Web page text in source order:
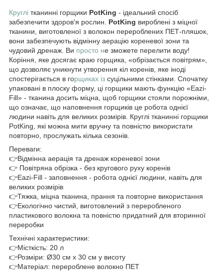
Круглі тканинні горщики PotKing - ідеальний спосіб
забезпечити здоров'я рослин. PotKing вироблені з міцної
тканини, виготовленої з волокон перероблених ПЕТ-пляшок,
вони забезпечують відмінну аерацію кореневої зони та
чудовий дренаж. Ви просто не зможете перелити воду!
Коріння, яке досягає краю горщика, «обрізається повітрям»,
що дозволяє уникнути утворення кіл коренів, яке іноді
спостерігається в горщиках із суцільними стінками. Спочатку
упаковані в плоску форму, ці горщики мають функцію «Eazi-
Fill» - тканина досить міцна, щоб горщики стояли порожніми,
що означає, що наповнення горщиків це робота однієї
людини навіть для великих розмірів. Круглі тканинні горщики
PotKing, які можна мити вручну та повністю використати
повторно, прослужать кілька сезонів.
Переваги:
👉Відмінна аерація та дренаж кореневої зони
👉 Повітряна обрізка - без кругового руху коренів
👉Eazi-Fill - заповнення - робота однієї людини, навіть для
великих розмірів
👉Тяжка, міцна тканина, прання та повторне використання
👉Екологічно чистий, виготовлений з переробленого
пластикового волокна та повністю придатний для вторинної
переробки
Технічні характеристики:
👉Місткість: 20 л
👉Розміри: Ø30 см x 30 см у висоту
👉Матеріал: перероблене волокно ПЕТ